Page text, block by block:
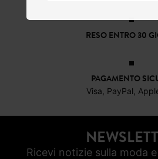
RESO ENTRO 30
PAGAMENTO
Visa, PayPal,
Ricevi notizie sulla moda